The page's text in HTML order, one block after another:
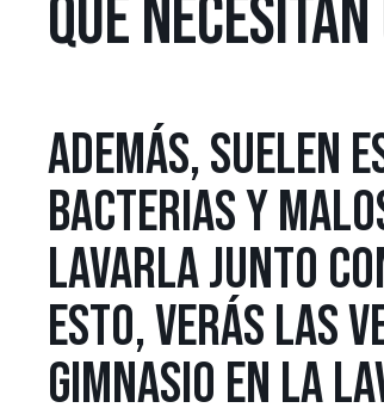
QUE
ADEMÁS, SUELEN
BACTERIAS Y
LAVARLA JUNTO
ESTO, VERÁS LAS
GIMNASIO EN LA